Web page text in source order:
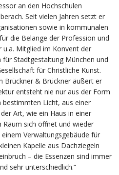
an den Hochschulen
Seit vielen Jahren setzt er
sowie in kommunalen
die Belange der Profession und
Mitglied im Konvent der
Stadtgestaltung München und
für Christliche Kunst.
Brückner & Brückner äußert er
entsteht nie nur aus der Form
bestimmten Licht, aus einer
Art, wie ein Haus in einer
sich öffnet und wieder
Verwaltungsgebäude für
Kapelle aus Dachziegeln
– die Essenzen sind immer
sehr unterschiedlich.“